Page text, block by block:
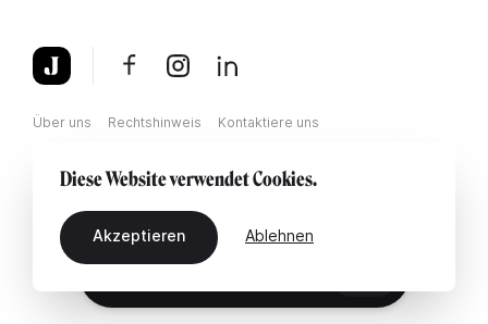
Über uns Rechtshinweis Kontaktiere uns
Diese Website verwendet Cookies.
Akzeptieren Ablehnen